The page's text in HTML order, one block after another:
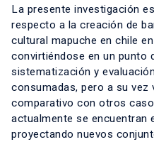
La presente investigación
respecto a la creación de
cultural mapuche en chile
convirtiéndose en un punto
sistematización y
consumadas, pero a su vez
comparativo con otros
actualmente se
proyectando nuevos